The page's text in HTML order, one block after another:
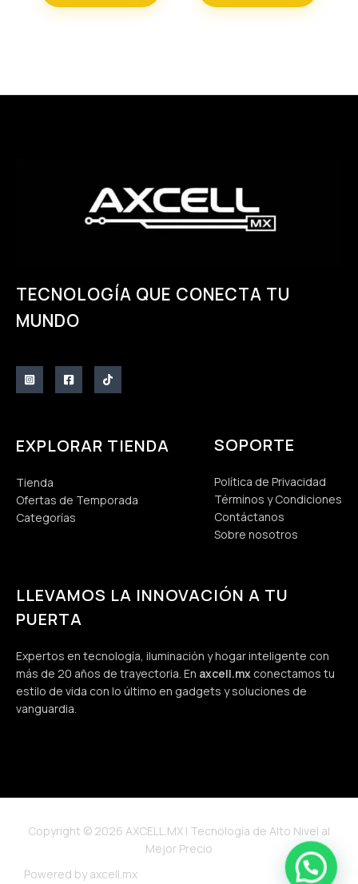
TECNOLOGÍA QUE CONECTA TU
MUNDO
EXPLORAR TIENDA
Tienda
Ofertas de Temporada
Categorías
SOPORTE
Política de Privacidad
Términos y Condiciones
Contáctanos
Sobre nosotros
LLEVAMOS LA INNOVACIÓN A TU
PUERTA
Expertos en tecnología, iluminación y hogar inteligente con
más de 20 años de trayectoria. En axcell.mx conectamos tu
estilo de vida con lo último en gadgets y soluciones de
vanguardia.
Copyright © 2026 AXCELL.MX | Tecnología de Alto Nivel al
Mejor Precio
Powered by axcell.mx